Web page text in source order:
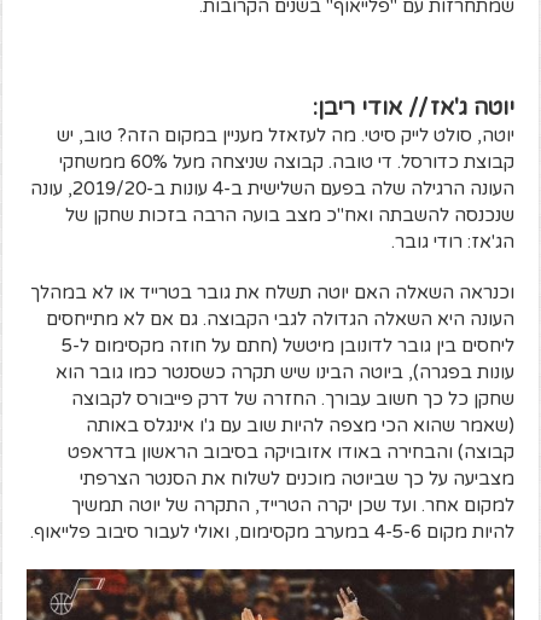
שמתחרזות עם "פלייאוף" בשנים הקרובות.
יוטה ג'אז // אודי ריבן:
יוטה, סולט לייק סיטי. מה לעזאזל מעניין במקום הזה? טוב, יש
קבוצת כדורסל. די טובה. קבוצה שניצחה מעל 60% ממשחקי
העונה הרגילה שלה בפעם השלישית ב-4 עונות ב-2019/20, עונה
שנכנסה להשבתה ואח"כ מצב בועה הרבה בזכות שחקן של
הג'אז: רודי גובר.
וכנראה השאלה האם יוטה תשלח את גובר בטרייד או לא במהלך
העונה היא השאלה הגדולה לגבי הקבוצה. גם אם לא מתייחסים
ליחסים בין גובר לדונובן מיטשל (חתם על חוזה מקסימום ל-5
עונות בפגרה), ביוטה הבינו שיש תקרה כשסנטר כמו גובר הוא
שחקן כל כך חשוב עבורך. החזרה של דרק פייבורס לקבוצה
(שאמר שהוא הכי מצפה להיות שוב עם ג'ו אינגלס באותה
קבוצה) והבחירה באודו אזובויקה בסיבוב הראשון בדראפט
מצביעה על כך שביוטה מוכנים לשלוח את הסנטר הצרפתי
למקום אחר. ועד שכן יקרה הטרייד, התקרה של יוטה תמשיך
להיות מקום 4-5-6 במערב מקסימום, ואולי לעבור סיבוב פלייאוף.